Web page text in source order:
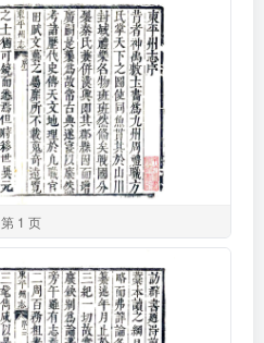
第 1 页